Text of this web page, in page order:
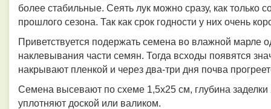
более стабильные. Сеять лук можно сразу, как только
прошлого сезона. Так как срок годности у них очень
Приветствуется подержать семена во влажной марле
наклевывания части семян. Тогда всходы появятся
накрывают пленкой и через два-три дня почва
Семена высевают по схеме 1,5х25 см, глубина
уплотняют доской или валиком.